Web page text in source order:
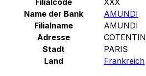
Filialcode
XXX
Name der Bank
AMUNDI
Filialname
AMUNDI
Adresse
COTENTIN
Stadt
PARIS
Land
Frankreich